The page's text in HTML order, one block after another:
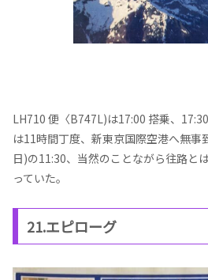
LH710 便〈B747L)は17:00 搭乗、
は11時間丁度、新東京国際空港へ無
日)の11:30、当然のことながら往路と
っていた。
21.エピローグ